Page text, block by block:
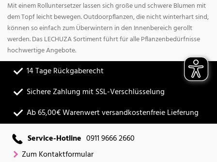
Mit einem Rolluntersetzer lassen sich große und schwere Blumen mit
dem Topf leicht bewegen. Outdoorpflanzen, die nicht winterhart sind,
können so einfach zum Überwintern in den Innenbereich gerollt
werden. Das LECHUZA Sortiment führt für alle Pflanzenbedürfnisse
hochwertige Angebote.
14 Tage Rückgaberecht
Sichere Zahlung mit SSL-Verschlüsselung
Ab 65,00€ Warenwert versandkostenfreie Lieferung
Service-Hotline 0911 9666 2660
Zum Kontaktformular